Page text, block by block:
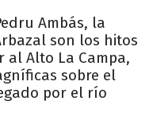
Ambás, la
son los hitos
al Alto La Campa,
sobre el
por el río